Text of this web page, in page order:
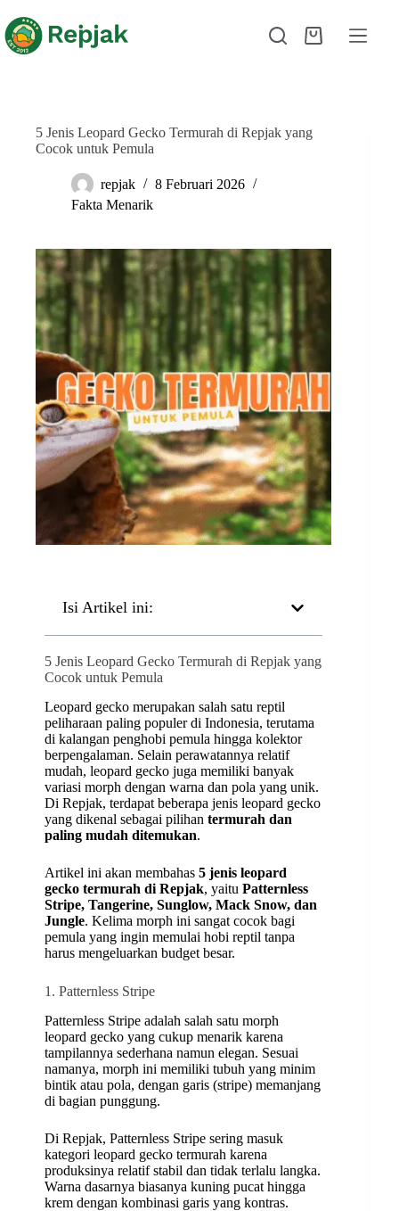
5 Jenis Leopard Gecko Termurah di Repjak yang
Cocok untuk Pemula
repjak
8 Februari 2026
Fakta Menarik
Isi Artikel ini:
5 Jenis Leopard Gecko Termurah di Repjak yang
Cocok untuk Pemula
Leopard gecko merupakan salah satu reptil
peliharaan paling populer di Indonesia, terutama
di kalangan penghobi pemula hingga kolektor
berpengalaman. Selain perawatannya relatif
mudah, leopard gecko juga memiliki banyak
variasi morph dengan warna dan pola yang unik.
Di Repjak, terdapat beberapa jenis leopard gecko
yang dikenal sebagai pilihan termurah dan
paling mudah ditemukan.
Artikel ini akan membahas 5 jenis leopard
gecko termurah di Repjak, yaitu Patternless
Stripe, Tangerine, Sunglow, Mack Snow, dan
Jungle. Kelima morph ini sangat cocok bagi
pemula yang ingin memulai hobi reptil tanpa
harus mengeluarkan budget besar.
1. Patternless Stripe
Patternless Stripe adalah salah satu morph
leopard gecko yang cukup menarik karena
tampilannya sederhana namun elegan. Sesuai
namanya, morph ini memiliki tubuh yang minim
bintik atau pola, dengan garis (stripe) memanjang
di bagian punggung.
Di Repjak, Patternless Stripe sering masuk
kategori leopard gecko termurah karena
produksinya relatif stabil dan tidak terlalu langka.
Warna dasarnya biasanya kuning pucat hingga
krem dengan kombinasi garis yang kontras.